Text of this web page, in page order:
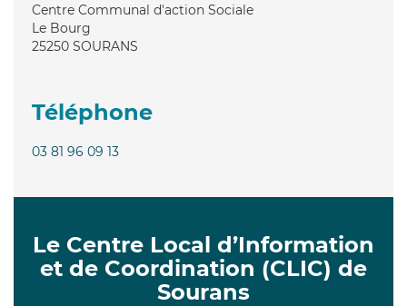
Centre Communal d'action Sociale
Le Bourg
25250 SOURANS
Téléphone
03 81 96 09 13
Le Centre Local d’Information
et de Coordination (CLIC) de
Sourans